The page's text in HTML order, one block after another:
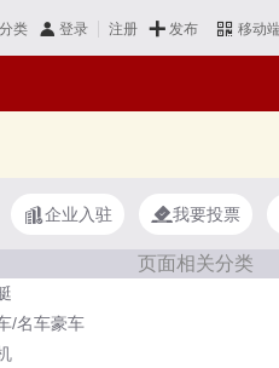
类 登录 注册 发布 移动
、Costa歌诗达、CUNARD冠
可以多比较，选择自己满意的！游
企业入驻 我要投票
页面相关分类
/名车豪车